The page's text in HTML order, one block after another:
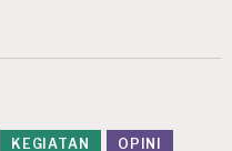
KEGIATAN
OPINI